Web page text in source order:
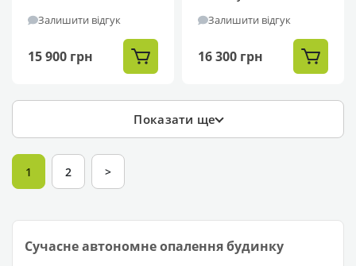
Залишити відгук
15 900 грн
Залишити відгук
16 300 грн
Показати ще
1 2 >
Сучасне автономне опалення будинку